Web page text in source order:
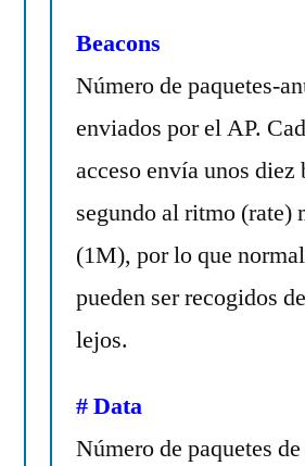
Beacons
Número de paquetes-
enviados por el AP.
acceso envía unos diez
segundo al ritmo (rate)
(1M), por lo que
pueden ser recogidos
lejos.
# Data
Número de paquetes